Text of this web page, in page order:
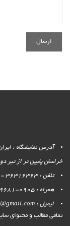
خراسان پایین تر از تیر دو
تلفن : 36316363 -021 , 36310360 -021
همراه : 0905-4669681
ایمیل : pars8group@gmail.com
تمامی مطالب و محتوای